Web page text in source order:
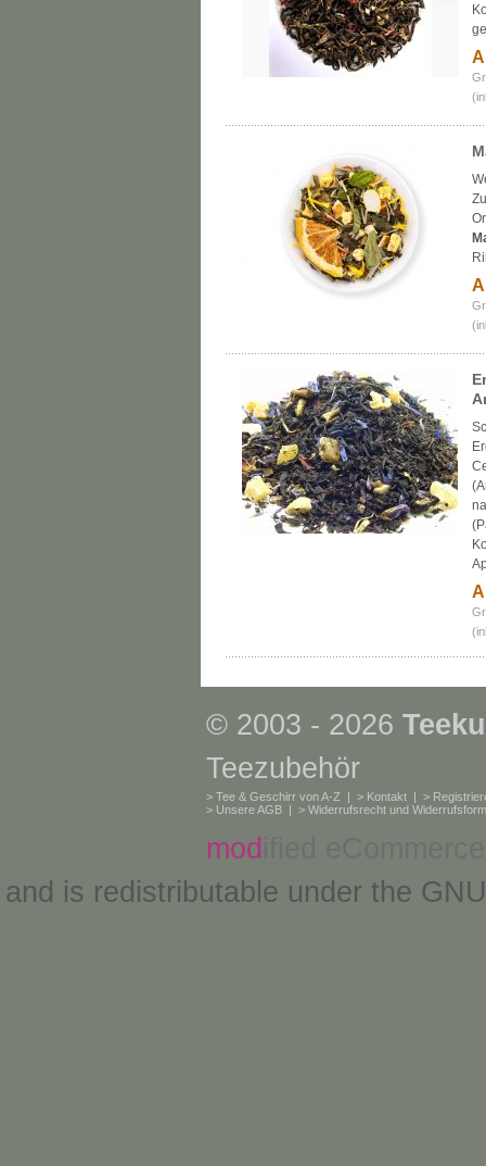
© 2003 - 2026
Teezubehör
> Tee & Geschirr von A-Z | > Kontakt | >
> Unsere AGB | > Widerrufsrecht und
mod
and is redistributable under the